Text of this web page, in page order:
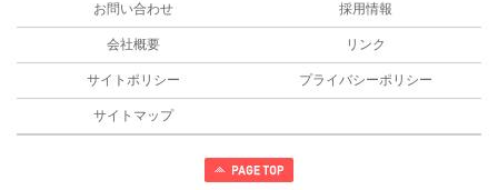
お問い合わせ 採用情報
会社概要 リンク
サイトポリシー プライバシーポリシー
サイトマップ